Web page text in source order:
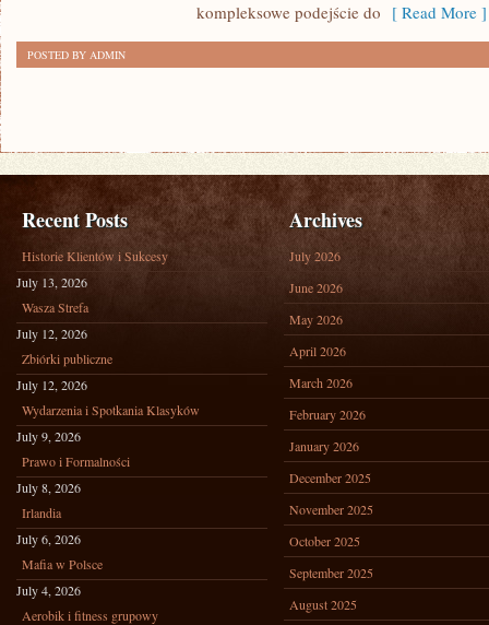
kompleksowe podejście do [ Read More ]
POSTED BY ADMIN
Recent Posts
Historie Klientów i Sukcesy
July 13, 2026
Wasza Strefa
July 12, 2026
Zbiórki publiczne
July 12, 2026
Wydarzenia i Spotkania Klasyków
July 9, 2026
Prawo i Formalności
July 8, 2026
Irlandia
July 6, 2026
Mafia w Polsce
July 4, 2026
Aerobik i fitness grupowy
Archives
July 2026
June 2026
May 2026
April 2026
March 2026
February 2026
January 2026
December 2025
November 2025
October 2025
September 2025
August 2025